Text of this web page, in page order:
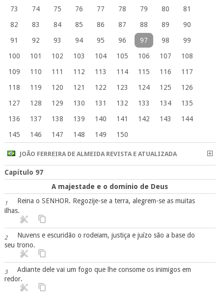
73
74 75 76 77 78 79 80
81
82
83 84 85 86 87 88 89
90
91
92 93 94 95 96 97 98
99
100
101 102 103 104 105 106 107
108
109
110 111 112 113 114 115 116
117
118
119 120 121 122 123 124 125
126
127
128 129 130 131 132 133 134
135
136
137 138 139 140 141 142 143
144
145
146 147 148 149 150
JOÃO FERREIRA DE ALMEIDA REVISTA E ATUALIZADA
Capítulo 97
A majestade e o domínio de Deus
1
Reina o SENHOR. Regozije-se a terra, alegrem-se as muitas
ilhas.
2
Nuvens e escuridão o rodeiam, justiça e juízo são a base do
seu trono.
3
Adiante dele vai um fogo que lhe consome os inimigos em
redor.